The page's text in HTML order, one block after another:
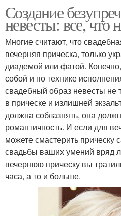
Создание
невесты: все, что
Многие считают, что
вечерняя прическа, только
диадемой или фатой.
собой и по технике
свадебный образ невесты не
в прическе и излишней
должна соблазнять, она
романтичность. И если для
можете смастерить прическу
свадьбы ваших умений вряд
вечернюю прическу вы
часа, а то и больше.